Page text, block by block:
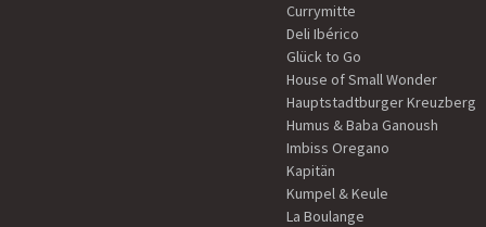
Currymitte
Deli Ibérico
Glück to Go
House of Small Wonder
Hauptstadtburger Kreuzberg
Humus & Baba Ganoush
Imbiss Oregano
Kapitän
Kumpel & Keule
La Boulange